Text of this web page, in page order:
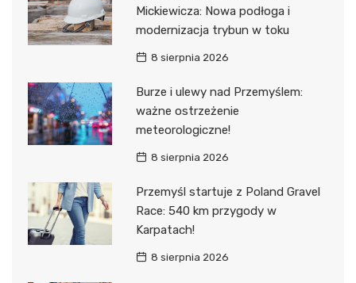
Mickiewicza: Nowa podłoga i
modernizacja trybun w toku
8 sierpnia 2026
Burze i ulewy nad Przemyślem:
ważne ostrzeżenie
meteorologiczne!
8 sierpnia 2026
Przemyśl startuje z Poland Gravel
Race: 540 km przygody w
Karpatach!
8 sierpnia 2026